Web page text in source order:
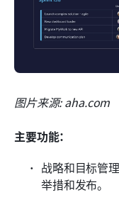
图片来源: aha.com
主要功能：
战略和目标管
举措和发布。